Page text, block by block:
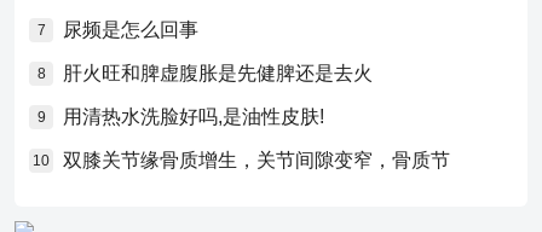
7 尿频是怎么回事
8 肝火旺和脾虚腹胀是先健脾还是去火
9 用清热水洗脸好吗,是油性皮肤!
10 双膝关节缘骨质增生，关节间隙变窄，骨质节